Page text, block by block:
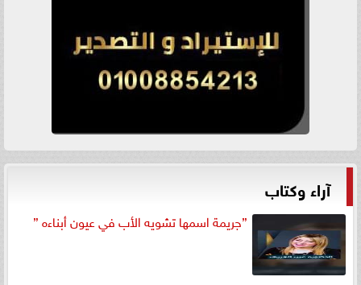
آراء وكتاب
”جريمة اسمها تشويه الأب في عيون أبناءه ”